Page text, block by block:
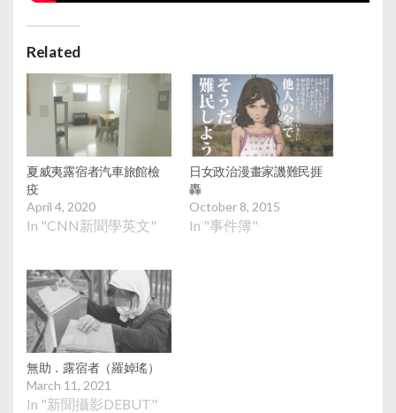
Related
夏威夷露宿者汽車旅館檢
疫
April 4, 2020
In "CNN新聞學英文"
日女政治漫畫家譏難民捱
轟
October 8, 2015
In "事件簿"
無助．露宿者（羅婥瑤）
March 11, 2021
In "新聞攝影DEBUT"